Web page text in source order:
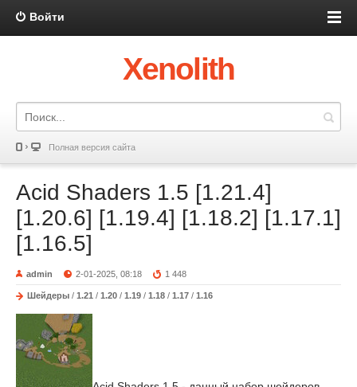
Войти
Xenolith
Полная версия сайта
Acid Shaders 1.5 [1.21.4]
[1.20.6] [1.19.4] [1.18.2] [1.17.1]
[1.16.5]
admin 2-01-2025, 08:18 1 448
Шейдеры / 1.21 / 1.20 / 1.19 / 1.18 / 1.17 / 1.16